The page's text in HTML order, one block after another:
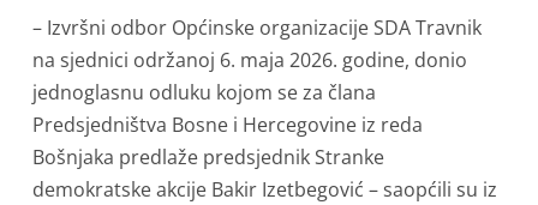
– Izvršni odbor Općinske organizacije SDA Travnik
na sjednici održanoj 6. maja 2026. godine, donio
jednoglasnu odluku kojom se za člana
Predsjedništva Bosne i Hercegovine iz reda
Bošnjaka predlaže predsjednik Stranke
demokratske akcije Bakir Izetbegović – saopćili su iz